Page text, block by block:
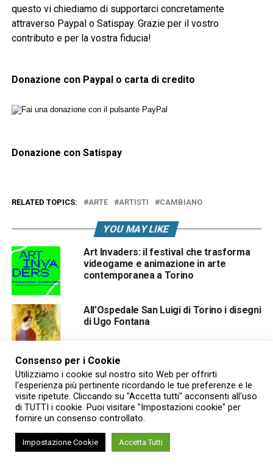
questo vi chiediamo di supportarci concretamente
attraverso Paypal o Satispay. Grazie per il vostro
contributo e per la vostra fiducia!
Donazione con Paypal o carta di credito
Donazione con Satispay
RELATED TOPICS: ARTE ARTISTI CAMBIANO
YOU MAY LIKE
Art Invaders: il festival che trasforma
videogame e animazione in arte
contemporanea a Torino
All’Ospedale San Luigi di Torino i disegni
di Ugo Fontana
“Miró: l’Arte della Meraviglia”. Un
Viaggio nel mondo incantato del
maestro Catalano
Consenso per i Cookie
Utilizziamo i cookie sul nostro sito Web per offrirti
l'esperienza più pertinente ricordando le tue preferenze e le
visite ripetute. Cliccando su "Accetta tutti" acconsenti all'uso
di TUTTI i cookie. Puoi visitare "Impostazioni cookie" per
fornire un consenso controllato.
Impostazione Cookie Accetta Tutti